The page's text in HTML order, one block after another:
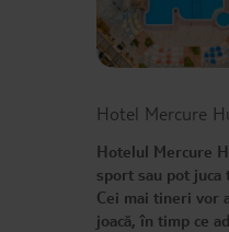
Hotel Mercure
Hotelul Mercure
sport sau pot
Cei mai tineri vor
joacă, în timp ce